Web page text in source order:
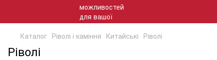
Каталог Ріволі і каміння Китайські Ріволі
Ріволі